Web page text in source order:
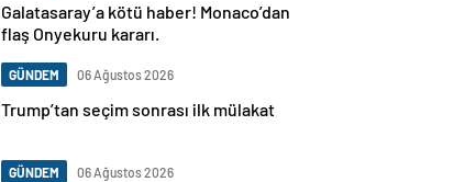
Galatasaray’a kötü haber! Monaco’dan
flaş Onyekuru kararı.
GÜNDEM 06 Ağustos 2026
Trump’tan seçim sonrası ilk mülakat
GÜNDEM 06 Ağustos 2026